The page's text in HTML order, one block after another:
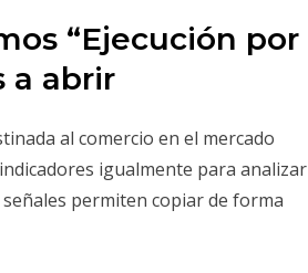
“Ejecución por
a abrir
al comercio en el mercado
igualmente para analizar
permiten copiar de forma